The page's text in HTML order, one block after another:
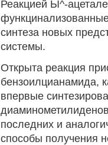
Реакцией Ы^-
синтеза новых
системы.
Открыта реакция
бензоилцианамида,
впервые
последних и
способы получения